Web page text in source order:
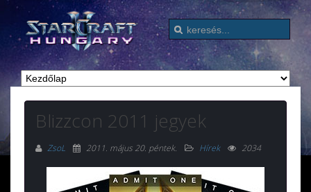
Blizzcon 2011 jegyek
ZsoL 2011. május 20. péntek. Hírek 2034